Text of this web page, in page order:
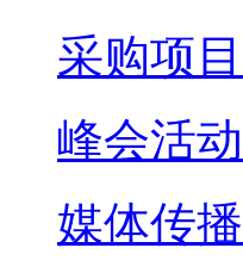
采购项目
峰会活动
媒体传播